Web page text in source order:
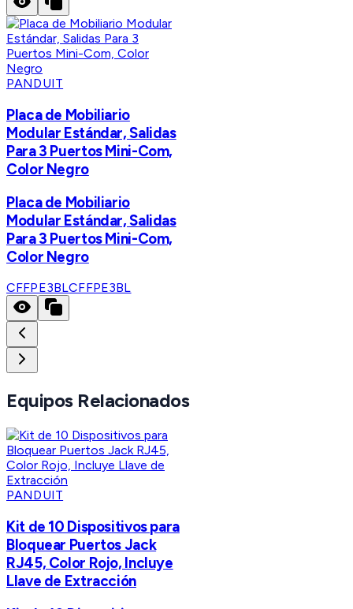
PANDUIT
Placa de Mobiliario
Modular Estándar, Salidas
Para 3 Puertos Mini-Com,
Color Negro
Placa de Mobiliario
Modular Estándar, Salidas
Para 3 Puertos Mini-Com,
Color Negro
CFFPE3BLCFFPE3BL
Equipos Relacionados
PANDUIT
Kit de 10 Dispositivos para
Bloquear Puertos Jack
RJ45, Color Rojo, Incluye
Llave de Extracción